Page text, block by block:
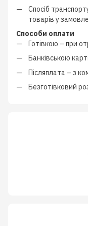
Спосіб
товарів у
Способи оплати
Готівкою – при
Банківською
Післяплата – з
Безготівковий